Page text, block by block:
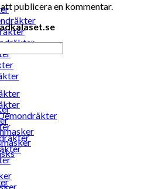
publicera en kommentar.